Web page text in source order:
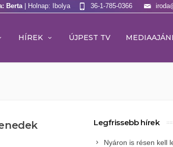
Berta | Holnap: Ibolya 36-1-785-0366
HÍREK ÚJPEST TV
Legfrissebb hírek
Nyáron is résen kell